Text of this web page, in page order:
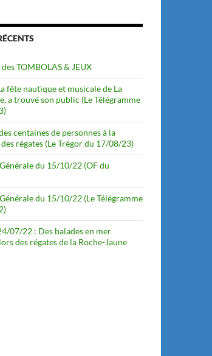
des TOMBOLAS & JEUX
fête nautique et musicale de La
a trouvé son public (Le Télégramme
centaines de personnes à la
régates (Le Trégor du 17/08/23)
du 15/10/22 (OF du
du 15/10/22 (Le Télégramme
07/22 : Des balades en mer
des régates de la Roche-Jaune